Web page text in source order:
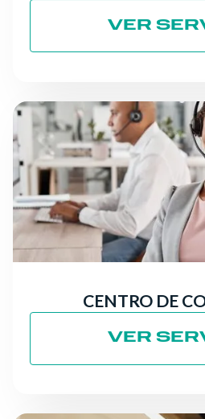
VER
CENTRO DE
VER